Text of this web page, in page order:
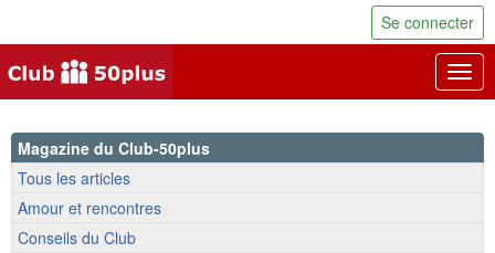
Se connecter
Magazine du Club-50plus
Tous les articles
Amour et rencontres
Conseils du Club